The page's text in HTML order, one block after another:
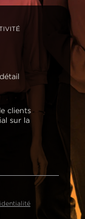
clients
sur la